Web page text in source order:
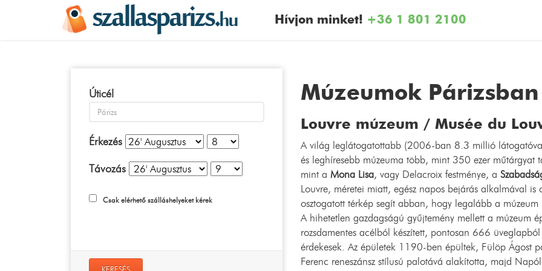
Hívjon minket! +36 1 801 2100
Úticél
Érkezés
Távozás
Csak elérhető szálláshelyeket kérek
Múzeumok Párizsban
Louvre múzeum / Musée du
A világ leglátogatottabb (2006-ban 8.3 millió
és leghíresebb múzeuma több, mint 350 ezer
mint a Mona Lisa, vagy Delacroix festménye, a
Louvre, méretei miatt, egész napos bejárás alkalmával
osztogatott térkép segít abban, hogy legalább a
A hihetetlen gazdagságú gyűjtemény mellett a múzeum
rozsdamentes acélból készített, pontosan 666
érdekesek. Az épületek 1190-ben épültek, Fülöp Ágost
Ferenc reneszánsz stílusú palotává alakította, majd